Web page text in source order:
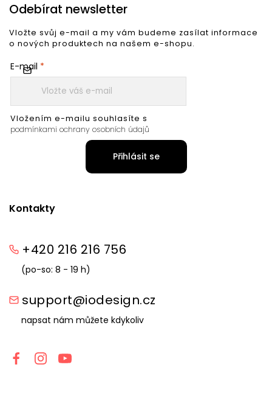
Kontakty
+420 216 216 756
(po-so: 8 - 19 h)
support@iodesign.cz
napsat nám můžete kdykoliv
Odebírat newsletter
Vložte svůj e-mail a my vám budeme zasílat informace
o nových produktech na našem e-shopu.
E-mail
Vložením e-mailu souhlasíte s
podmínkami ochrany osobních údajů
Přihlásit se